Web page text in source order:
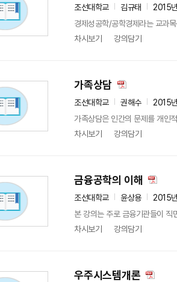
조선대학교 김규태
2015
경제성공학/공학경제라는 교과
차시보기
강의담기
가족상담
조선대학교 권해수
2015
가족상담은 인간의 문제를 개인
차시보기
강의담기
금융공학의 이해
조선대학교 윤상용
2015
본 강의는 주로 금융기관들이 직
차시보기
강의담기
우주시스템개론